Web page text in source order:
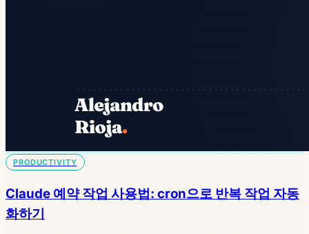
PRODUCTIVITY
Claude 예약 작업 사용법: cron으로 반복 작업 자동
화하기